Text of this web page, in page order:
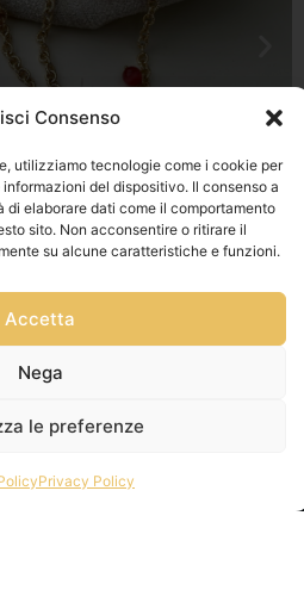
Consenso
utilizziamo tecnologie come i cookie per
del dispositivo. Il consenso a
elaborare dati come il comportamento
sito. Non acconsentire o ritirare il
su alcune caratteristiche e funzioni.
Accetta
Nega
le preferenze
Privacy Policy